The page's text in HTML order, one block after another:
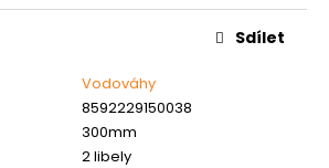
Vodováhy
8592229150038
300mm
2 libely
Sdílet